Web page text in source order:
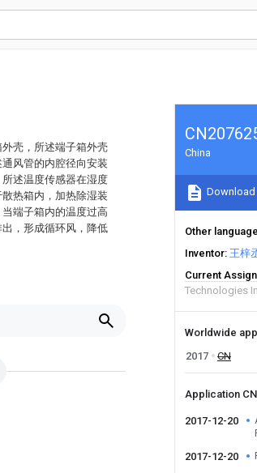
壳，所述端子箱外壳
风管的内腔径向安装
述温度传感器在湿度
热箱内，加热除湿装
端子箱内的温度过高
，形成循环风，降低
China
Download
Other
Inventor 王梓
Current
Technologies
Worldwide
2017
CN
Application
2017-12-20
2017-12-20